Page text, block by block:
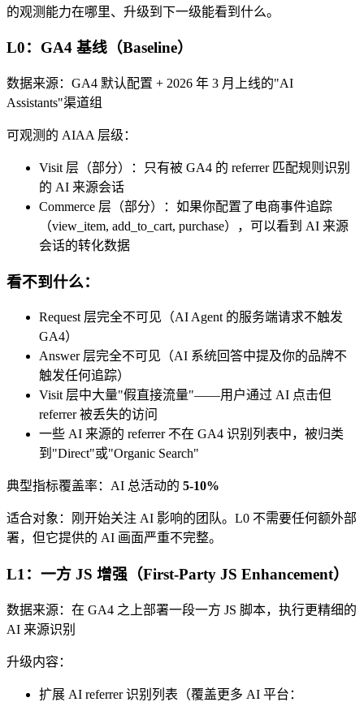
的观测能力在哪里、升级到下一级能看到什么。
L0：GA4 基线（Baseline）
数据来源：GA4 默认配置 + 2026 年 3 月上线的"AI
Assistants"渠道组
可观测的 AIAA 层级：
Visit 层（部分）：只有被 GA4 的 referrer 匹配规则识别
的 AI 来源会话
Commerce 层（部分）：如果你配置了电商事件追踪
（view_item, add_to_cart, purchase），可以看到 AI 来源
会话的转化数据
看不到什么：
Request 层完全不可见（AI Agent 的服务端请求不触发
GA4）
Answer 层完全不可见（AI 系统回答中提及你的品牌不
触发任何追踪）
Visit 层中大量"假直接流量"——用户通过 AI 点击但
referrer 被丢失的访问
一些 AI 来源的 referrer 不在 GA4 识别列表中，被归类
到"Direct"或"Organic Search"
典型指标覆盖率：AI 总活动的 5-10%
适合对象：刚开始关注 AI 影响的团队。L0 不需要任何额外部
署，但它提供的 AI 画面严重不完整。
L1：一方 JS 增强（First-Party JS Enhancement）
数据来源：在 GA4 之上部署一段一方 JS 脚本，执行更精细的
AI 来源识别
升级内容：
扩展 AI referrer 识别列表（覆盖更多 AI 平台：